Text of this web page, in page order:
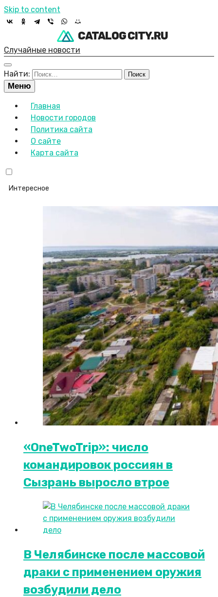
Skip to content
CATALOG CITY.RU
Случайные новости
Найти:
Меню
Главная
Новости городов
Политика сайта
О сайте
Карта сайта
Интересное
«OneTwoTrip»: число
командировок россиян в
Сызрань выросло втрое
В Челябинске после массовой
драки с применением оружия
возбудили дело